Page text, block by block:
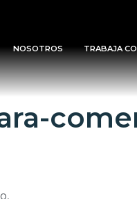
NOSOTROS TRABAJA